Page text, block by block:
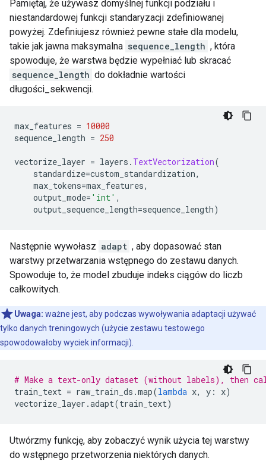
Pamiętaj, że używasz domyślnej funkcji podziału i
niestandardowej funkcji standaryzacji zdefiniowanej
powyżej. Zdefiniujesz również pewne stałe dla modelu,
takie jak jawna maksymalna sequence_length , która
spowoduje, że warstwa będzie wypełniać lub skracać
sequence_length do dokładnie wartości
długości_sekwencji.
max_features = 10000
sequence_length = 250
vectorize_layer = layers . TextVectorization(
standardize=custom_standardization,
max_tokens=max_features,
output_mode= 'int' ,
output_sequence_length=sequence_length)
Następnie wywołasz adapt , aby dopasować stan
warstwy przetwarzania wstępnego do zestawu danych.
Spowoduje to, że model zbuduje indeks ciągów do liczb
całkowitych.
Uwaga: ważne jest, aby podczas wywoływania adaptacji używać
tylko danych treningowych (użycie zestawu testowego
spowodowałoby wyciek informacji).
# Make a text-only dataset (without labels), then
train_text = raw_train_ds .map(lambda x, y : x)
vectorize_layer .adapt(train_text)
Utwórzmy funkcję, aby zobaczyć wynik użycia tej warstwy
do wstępnego przetworzenia niektórych danych.